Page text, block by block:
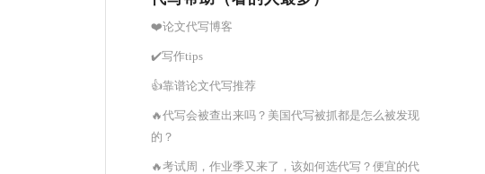
❤️论文代写博客
✔️写作tips
👍靠谱论文代写推荐
🔥代写会被查出来吗？美国代写被抓都是怎么被发现
的？
🔥考试周，作业季又来了，该如何选代写？便宜的代